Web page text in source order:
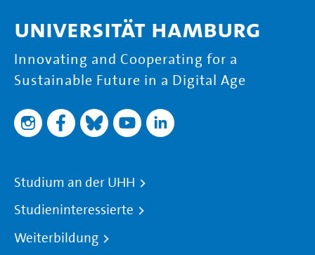
Universität Hamburg
Innovating and Cooperating for a
Sustainable Future in a Digital Age
Studium an der UHH
Studieninteressierte
Weiterbildung